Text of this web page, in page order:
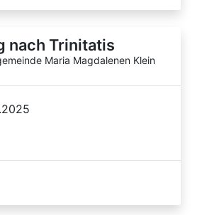
nach Trinitatis
Maria Magdalenen Klein